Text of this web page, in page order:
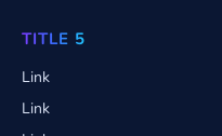
TITLE 5
Link
Link